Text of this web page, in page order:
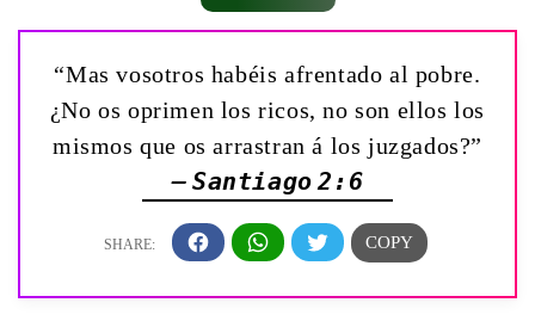
“Mas vosotros habéis afrentado al pobre.
¿No os oprimen los ricos, no son ellos los
mismos que os arrastran á los juzgados?”
— Santiago 2:6